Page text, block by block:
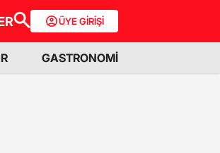
ÜYE GİRİŞİ
GASTRONOMİ